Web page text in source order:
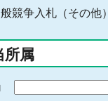
ー
ー
入
競争入札（その他）
所属